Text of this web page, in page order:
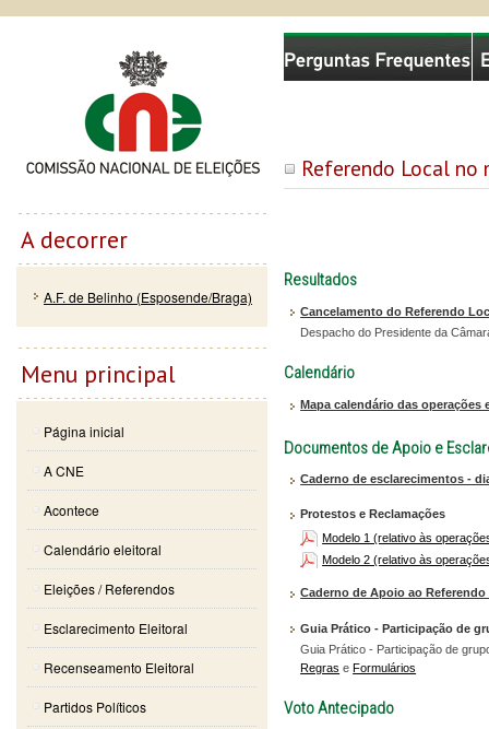
Referendo Local no
Resultados
Cancelamento do Referendo
Despacho do Presidente da
Calendário
Mapa calendário das operações
Documentos de Apoio e
Caderno de esclarecimentos -
Protestos e Reclamações
Modelo 1 (relativo às
Modelo 2 (relativo às
Caderno de Apoio ao Referendo
Guia Prático - Participação de
Guia Prático - Participação de
Regras eFormulários
Voto Antecipado
Comissão Nacional de Eleições
A decorrer
A.F. de Belinho (Esposende/Braga)
Menu principal
Página inicial
A CNE
Acontece
Calendário eleitoral
Eleições / Referendos
Esclarecimento Eleitoral
Recenseamento Eleitoral
Partidos Políticos